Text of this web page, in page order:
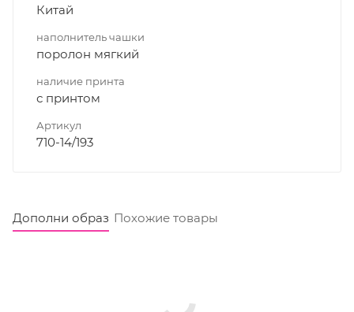
Китай
наполнитель чашки
поролон мягкий
наличие принта
с принтом
Артикул
710-14/193
Дополни образ Похожие товары